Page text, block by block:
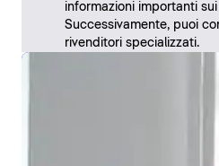
informazioni importanti
Successivamente, puoi
rivenditori specializzati.